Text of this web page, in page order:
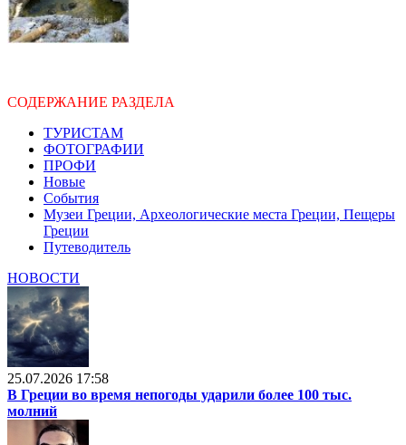
СОДЕРЖАНИЕ РАЗДЕЛА
ТУРИСТАМ
ФОТОГРАФИИ
ПРОФИ
Новые
События
Музеи Греции, Археологические места Греции, Пещеры
Греции
Путеводитель
НОВОСТИ
25.07.2026 17:58
В Греции во время непогоды ударили более 100 тыс.
молний